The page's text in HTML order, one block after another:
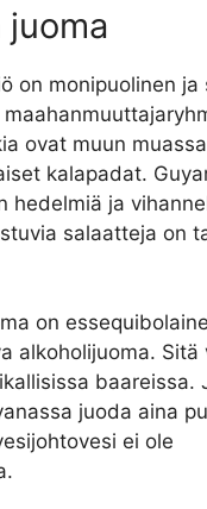
juoma
on monipuolinen ja
ovat muun
kalapadat.
hedelmiä ja
salaatteja on
on
alkoholijuoma. Sitä
baareissa.
juoda aina
ei ole